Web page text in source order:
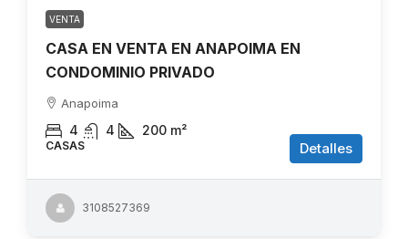
VENTA
CASA EN VENTA EN ANAPOIMA EN
CONDOMINIO PRIVADO
Anapoima
4 4 200 m²
CASAS Detalles
3108527369